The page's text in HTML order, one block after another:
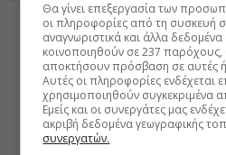
Θα γίνει επεξεργασία των
οι πληροφορίες από τη συσκευή
αναγνωριστικά και άλλα
κοινοποιηθούν σε 237
αποκτήσουν πρόσβαση σε αυτές
Αυτές οι πληροφορίες ενδέχεται
χρησιμοποιηθούν συγκεκριμένα
Εμείς και οι συνεργάτες μας
ακριβή δεδομένα γεωγραφικής
συνεργατών.